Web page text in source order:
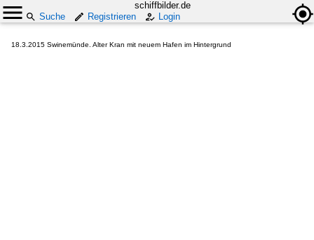
schiffbilder.de
Suche
Registrieren Login
18.3.2015 Swinemünde. Alter Kran mit neuem Hafen im Hintergrund